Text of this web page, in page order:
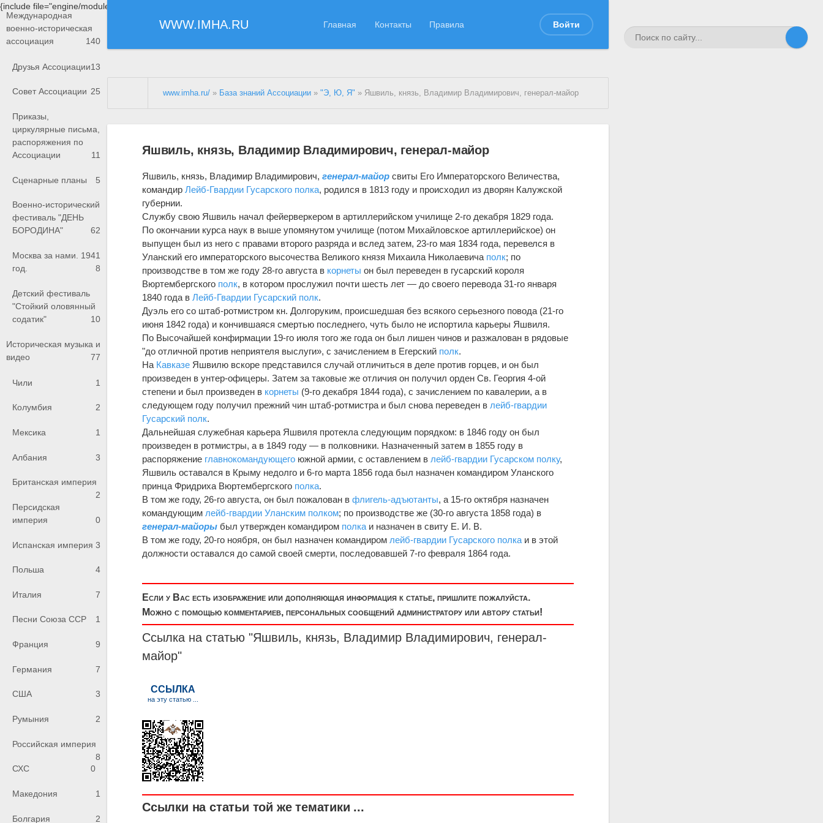
{include file="engine/modules/saperu/head.php"}
WWW.IMHA.RU Главная Контакты Правила Войти
Международная
военно-историческая
ассоциация
140
Друзья Ассоциации13
Совет Ассоциации 25
Приказы,
циркулярные письма,
распоряжения по
Ассоциации
11
Сценарные планы 5
Военно-исторический
фестиваль "ДЕНЬ
БОРОДИНА"
62
Москва за нами. 1941
год.
8
Детский фестиваль
"Стойкий оловянный
содатик"
10
Историческая музыка и
видео
77
Чили 1
Колумбия 2
Мексика 1
Албания 3
Британская империя
2
Персидская
империя
0
Испанская империя 3
Польша 4
Италия 7
Песни Союза ССР 1
Франция 9
Германия 7
США 3
Румыния 2
Российская империя
8
СХС
0
Македония 1
Болгария 2
www.imha.ru/ » База знаний Ассоциации »"Э, Ю, Я" » Яшвиль, князь, Владимир Владимирович, генерал-майор
Яшвиль, князь, Владимир Владимирович, генерал-майор
Яшвиль, князь, Владимир Владимирович,генерал-майор свиты Его Императорского Величества,
командирЛейб-Гвардии Гусарского полка, родился в 1813 году и происходил из дворян Калужской
губернии.
Службу свою Яшвиль начал фейерверкером в артиллерийском училище 2-го декабря 1829 года.
По окончании курса наук в выше упомянутом училище (потом Михайловское артиллерийское) он
выпущен был из него с правами второго разряда и вслед затем, 23-го мая 1834 года, перевелся в
Уланский его императорского высочества Великого князя Михаила Николаевича полк; по
производстве в том же году 28-го августа в корнеты он был переведен в гусарский короля
Вюртембергского полк, в котором прослужил почти шесть лет — до своего перевода 31-го января
1840 года вЛейб-Гвардии Гусарский полк.
Дуэль его со штаб-ротмистром кн. Долгоруким, происшедшая без всякого серьезного повода (21-го
июня 1842 года) и кончившаяся смертью последнего, чуть было не испортила карьеры Яшвиля.
По Высочайшей конфирмации 19-го июля того же года он был лишен чинов и разжалован в рядовые
"до отличной против неприятеля выслуги», с зачислением в Егерский полк.
На Кавказе Яшвилю вскоре представился случай отличиться в деле против горцев, и он был
произведен в унтер-офицеры. Затем за таковые же отличия он получил орден Св. Георгия 4-ой
степени и был произведен в корнеты (9-го декабря 1844 года), с зачислением по кавалерии, а в
следующем году получил прежний чин штаб-ротмистра и был снова переведен в лейб-гвардии
Гусарский полк.
Дальнейшая служебная карьера Яшвиля протекла следующим порядком: в 1846 году он был
произведен в ротмистры, а в 1849 году — в полковники. Назначенный затем в 1855 году в
распоряжение главнокомандующего южной армии, с оставлением в лейб-гвардии Гусарском полку,
Яшвиль оставался в Крыму недолго и 6-го марта 1856 года был назначен командиром Уланского
принца Фридриха Вюртембергского полка.
В том же году, 26-го августа, он был пожалован вфлигель-адъютанты, а 15-го октября назначен
командующим лейб-гвардии Уланским полком; по производстве же (30-го августа 1858 года) в
генерал-майоры был утвержден командиром полка и назначен в свиту Е. И. В.
В том же году, 20-го ноября, он был назначен командиром лейб-гвардии Гусарского полка и в этой
должности оставался до самой своей смерти, последовавшей 7-го февраля 1864 года.
Если у Вас есть изображение или дополняющая информация к статье, пришлите пожалуйста.
Можно с помощью комментариев, персональных сообщений администратору или автору статьи!
Ссылка на статью "Яшвиль, князь, Владимир Владимирович, генерал-
майор"
Ссылки на статьи той же тематики ...